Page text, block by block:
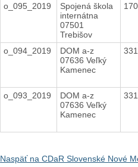
o_095_2019
Spojená škola
internátna
07501
Trebišov
o_094_2019
DOM a-z
07636 Veľký
Kamenec
o_093_2019
DOM a-z
07636 Veľký
Kamenec
Naspäť na CDaR Slovenské Nové